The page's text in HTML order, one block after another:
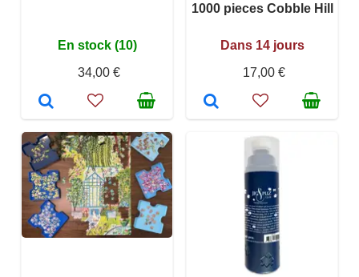
En stock (10)
34,00 €
1000 pieces Cobble Hill
Dans 14 jours
17,00 €